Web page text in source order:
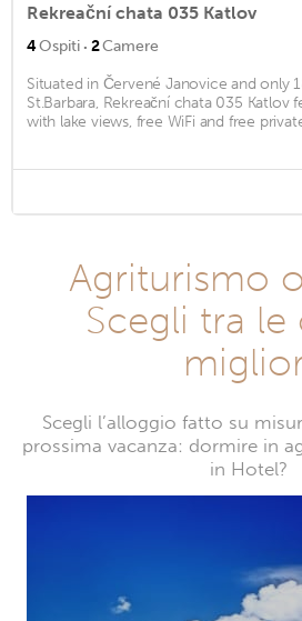
Rekreační chata 035 Katlov
4Ospiti · 2Camere
Situated in Červené Janovice and only
St.Barbara, Rekreační chata 035
with lake views, free WiFi and free
Agriturismo
Scegli tra
Scegli l’alloggio fatto su
prossima vacanza: dormire in
in Hotel?